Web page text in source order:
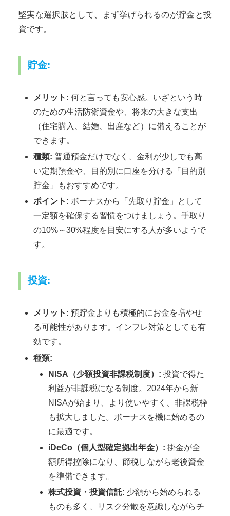
堅実な選択肢として、まず挙げられるのが貯金と投
資です。
貯金:
メリット: 何と言っても安心感。いざという時
のための生活防衛資金や、将来の大きな支出
（住宅購入、結婚、出産など）に備えることが
できます。
種類: 普通預金だけでなく、金利が少しでも高
い定期預金や、目的別に口座を分ける「目的別
貯金」もおすすめです。
ポイント: ボーナスから「先取り貯金」として
一定額を確保する習慣をつけましょう。手取り
の10%～30%程度を目安にする人が多いようで
す。
投資:
メリット: 預貯金よりも積極的にお金を増やせ
る可能性があります。インフレ対策としても有
効です。
種類:
NISA（少額投資非課税制度）: 投資で得た
利益が非課税になる制度。2024年から新
NISAが始まり、より使いやすく、非課税枠
も拡大しました。ボーナスを機に始めるの
に最適です。
iDeCo（個人型確定拠出年金）: 掛金が全
額所得控除になり、節税しながら老後資金
を準備できます。
株式投資・投資信託: 少額から始められる
ものも多く、リスク分散を意識しながらチ